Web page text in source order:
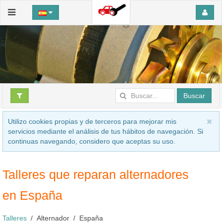
Buscar
Utilizo cookies propias y de terceros para mejorar mis
servicios mediante el análisis de tus hábitos de navegación. Si
continuas navegando, considero que aceptas su uso.
Talleres que reparan alternadores
en España
Talleres Alternador España